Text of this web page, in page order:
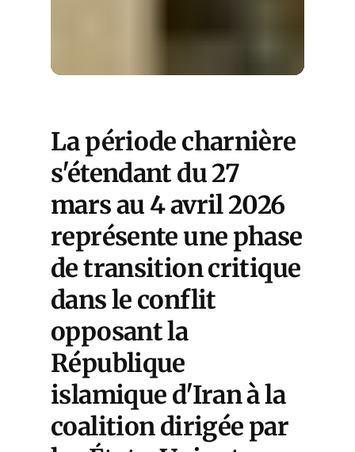
La période charnière
s'étendant du 27
mars au 4 avril 2026
représente une phase
de transition critique
dans le conflit
opposant la
République
islamique d'Iran à la
coalition dirigée par